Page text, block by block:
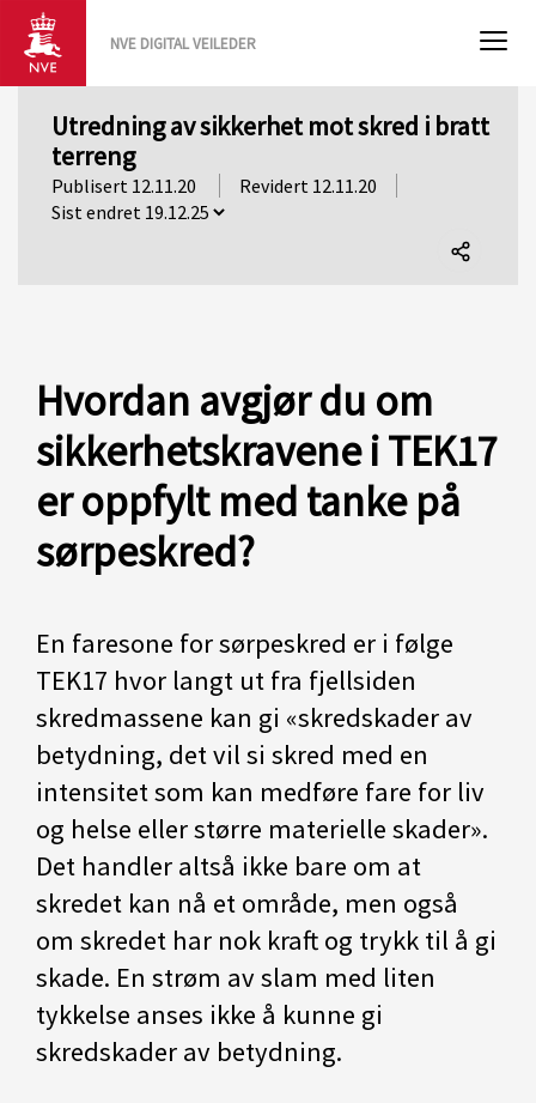
NVE DIGITAL VEILEDER
Utredning av sikkerhet mot skred i bratt
terreng
Publisert 12.11.20 Revidert 12.11.20
Hvordan avgjør du om
sikkerhetskravene i TEK17
er oppfylt med tanke på
sørpeskred?
En faresone for sørpeskred er i følge
TEK17 hvor langt ut fra fjellsiden
skredmassene kan gi «skredskader av
betydning, det vil si skred med en
intensitet som kan medføre fare for liv
og helse eller større materielle skader».
Det handler altså ikke bare om at
skredet kan nå et område, men også
om skredet har nok kraft og trykk til å gi
skade. En strøm av slam med liten
tykkelse anses ikke å kunne gi
skredskader av betydning.